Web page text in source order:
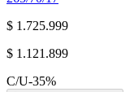
$ 1.725.999
$ 1.121.899
C/U-35%